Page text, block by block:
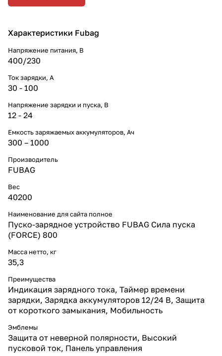
Характеристики Fubag
Напряжение питания, В
400/230
Ток зарядки, А
30 - 100
Напряжение зарядки и пуска, В
12 - 24
Емкость заряжаемых аккумуляторов, Ач
300 – 1000
Производитель
FUBAG
Вес
40200
Наименование для сайта полное
Пуско-зарядное устройство FUBAG Сила пуска
(FORCE) 800
Масса нетто, кг
35,3
Преимущества
Индикация зарядного тока, Таймер времени
зарядки, Зарядка аккумуляторов 12/24 В, Защита
от короткого замыкания, Мобильность
Эмблемы
Защита от неверной полярности, Высокий
пусковой ток, Панель управления